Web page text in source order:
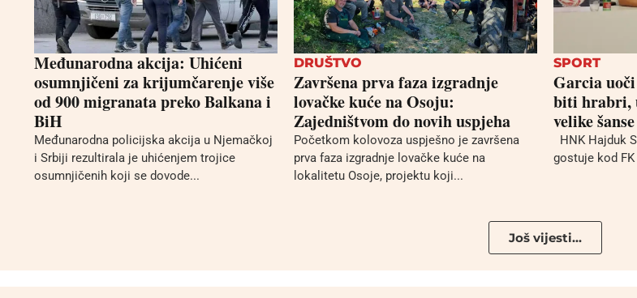
Međunarodna akcija: Uhićeni
osumnjičeni za krijumčarenje više
od 900 migranata preko Balkana i
BiH
Međunarodna policijska akcija u Njemačkoj
i Srbiji rezultirala je uhićenjem trojice
osumnjičenih koji se dovode...
DRUŠTVO
Završena prva faza izgradnje
lovačke kuće na Osoju:
Zajedništvom do novih uspjeha
Početkom kolovoza uspješno je završena
prva faza izgradnje lovačke kuće na
lokalitetu Osoje, projektu koji...
SPORT
Garcia
biti hrabri,
velike
HNK Hajduk
gostuje kod
Još vijesti...